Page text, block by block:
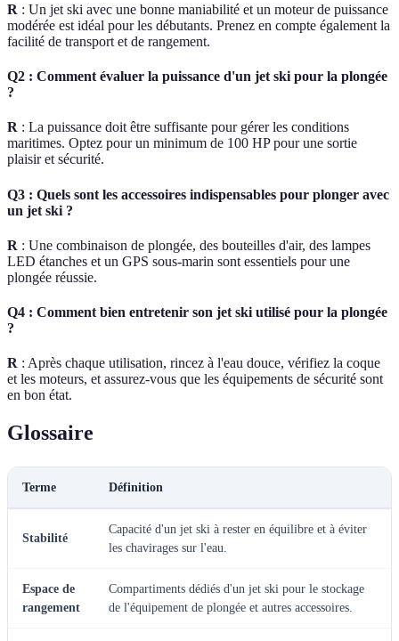
R : Un jet ski avec une bonne maniabilité et un moteur de puissance
modérée est idéal pour les débutants. Prenez en compte également la
facilité de transport et de rangement.
Q2 : Comment évaluer la puissance d'un jet ski pour la plongée
?
R : La puissance doit être suffisante pour gérer les conditions
maritimes. Optez pour un minimum de 100 HP pour une sortie
plaisir et sécurité.
Q3 : Quels sont les accessoires indispensables pour plonger avec
un jet ski ?
R : Une combinaison de plongée, des bouteilles d'air, des lampes
LED étanches et un GPS sous-marin sont essentiels pour une
plongée réussie.
Q4 : Comment bien entretenir son jet ski utilisé pour la plongée
?
R : Après chaque utilisation, rincez à l'eau douce, vérifiez la coque
et les moteurs, et assurez-vous que les équipements de sécurité sont
en bon état.
Glossaire
Terme Définition
Stabilité
Capacité d'un jet ski à rester en équilibre et à éviter
les chavirages sur l'eau.
Espace de
rangement
Compartiments dédiés d'un jet ski pour le stockage
de l'équipement de plongée et autres accessoires.